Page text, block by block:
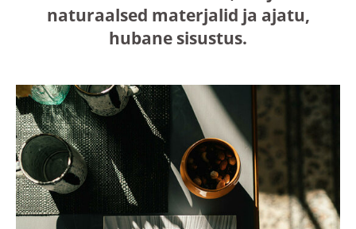
naturaalsed materjalid ja ajatu,
hubane sisustus.